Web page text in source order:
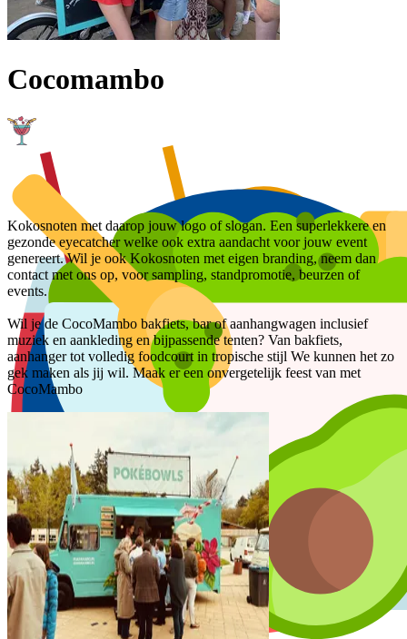
Cocomambo
Kokosnoten met daarop jouw logo of slogan. Een superlekkere en
gezonde eyecatcher welke ook extra aandacht voor jouw event
genereert. Wil je ook Kokosnoten met eigen branding, neem dan
contact met ons op, voor sampling, standpromotie, beurzen of
events.
Wil je de CocoMambo bakfiets, bar of aanhangwagen inclusief
muziek en aankleding en bijpassende tenten? Van bakfiets,
aanhanger tot volledig foodcourt in tropische stijl We kunnen het zo
gek maken als jij wil. Maak er een onvergetelijk feest van met
CocoMambo